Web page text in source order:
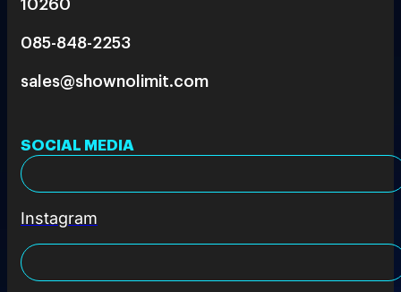
085-848-2253
sales@shownolimit.com
SOCIAL MEDIA
Instagram